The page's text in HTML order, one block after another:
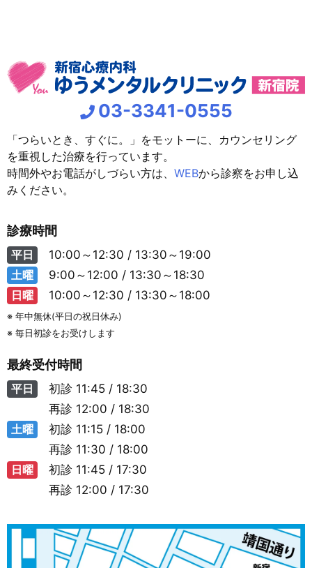
03-3341-0555
「つらいとき、すぐに。」をモットーに、カウンセリング
を重視した治療を行っています。
時間外やお電話がしづらい方は、 WEBから診察をお申し込
みください。
診療時間
平日
10:00～12:30 / 13:30～19:00
土曜
9:00～12:00 / 13:30～18:30
日曜
10:00～12:30 / 13:30～18:00
※ 年中無休(平日の祝日休み)
※ 毎日初診をお受けします
最終受付時間
平日 初診 11:45 / 18:30
再診 12:00 / 18:30
土曜
初診 11:15 / 18:00
再診 11:30 / 18:00
日曜
初診 11:45 / 17:30
再診 12:00 / 17:30